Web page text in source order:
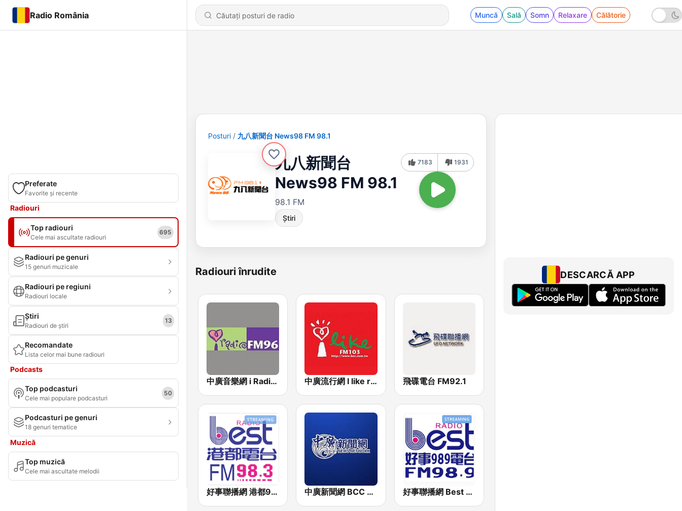
Radio România Muncă Sală Somn Relaxare Călătorie
Preferate
Favorite și recente
Radiouri
Top radiouri
Cele mai ascultate radiouri
695
Radiouri pe genuri
15 genuri muzicale
Radiouri pe regiuni
Radiouri locale
Știri
Radiouri de știri
13
Recomandate
Lista celor mai bune radiouri
Podcasts
Top podcasturi
Cele mai populare podcasturi
50
Podcasturi pe genuri
18 genuri tematice
Muzică
Top muzică
Cele mai ascultate melodii
Posturi 九八新聞台 News98 FM 98.1
九八新聞台
News98 FM 98.1
98.1 FM
Știri
7183 1931
Radiouri înrudite
中廣音樂網 i Radio FM96.3 中廣流行網 I like radio 飛碟電台 FM92.1
好事聯播網 港都983 Best Radio FM98.3 中廣新聞網 BCC News Radio 好事聯播網 Best Radio FM98.9
DESCARCĂ APP